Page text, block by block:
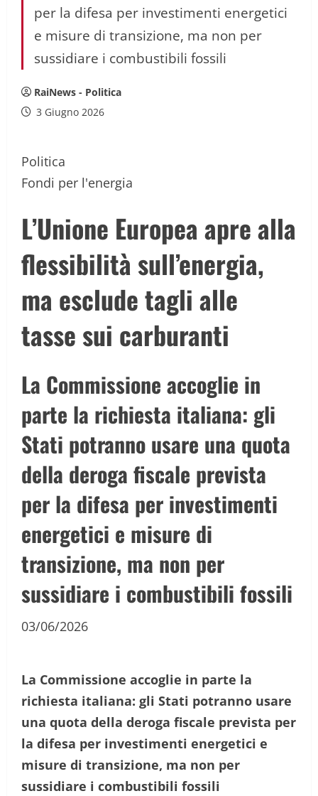
per la difesa per investimenti energetici
e misure di transizione, ma non per
sussidiare i combustibili fossili
RaiNews - Politica
3 Giugno 2026
Politica
Fondi per l'energia
L’Unione Europea apre alla
flessibilità sull’energia,
ma esclude tagli alle
tasse sui carburanti
La Commissione accoglie in
parte la richiesta italiana: gli
Stati potranno usare una quota
della deroga fiscale prevista
per la difesa per investimenti
energetici e misure di
transizione, ma non per
sussidiare i combustibili fossili
03/06/2026
La Commissione accoglie in parte la
richiesta italiana: gli Stati potranno usare
una quota della deroga fiscale prevista per
la difesa per investimenti energetici e
misure di transizione, ma non per
sussidiare i combustibili fossili